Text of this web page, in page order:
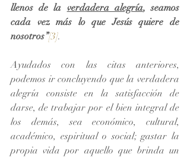
llenos de la verdadera alegría, seamos
cada vez más lo que Jesús quiere de
nosotros”[3].
Ayudados con las citas anteriores,
podemos ir concluyendo que la verdadera
alegría consiste en la satisfacción de
darse, de trabajar por el bien integral de
los demás, sea económico, cultural,
académico, espiritual o social; gastar la
propia vida por aquello que brinda un